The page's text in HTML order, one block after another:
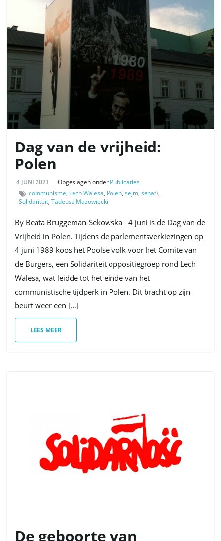
Dag van de vrijheid:
Polen
4 JUNI 2021 Opgeslagen onder Publicaties
communisme, Lech Walesa, Polen, sejm, senat\,
Solidariteit, Tadeusz Mazowiecki
By Beata Bruggeman-Sekowska 4 juni is de Dag van de
Vrijheid in Polen. Tijdens de parlementsverkiezingen op
4 juni 1989 koos het Poolse volk voor het Comitë van
de Burgers, een Solidariteit oppositiegroep rond Lech
Walesa, wat leidde tot het einde van het
communistische tijdperk in Polen. Dit bracht op zijn
beurt weer een […]
LEES MEER
De geboorte van